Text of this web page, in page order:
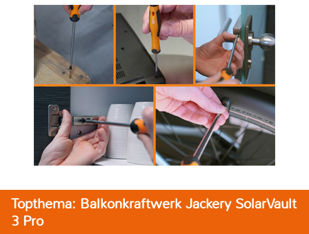
Topthema: Balkonkraftwerk Jackery SolarVault
3 Pro